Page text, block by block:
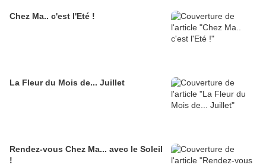
Chez Ma.. c'est l'Eté !
La Fleur du Mois de... Juillet
Rendez-vous Chez Ma... avec le Soleil
!